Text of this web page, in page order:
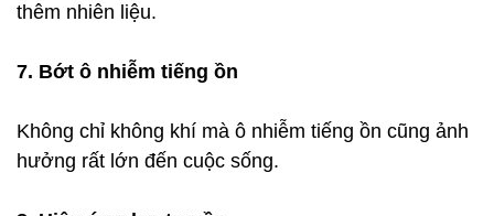
thêm nhiên liệu.
7. Bớt ô nhiễm tiếng ồn
Không chỉ không khí mà ô nhiễm tiếng ồn cũng ảnh
hưởng rất lớn đến cuộc sống.